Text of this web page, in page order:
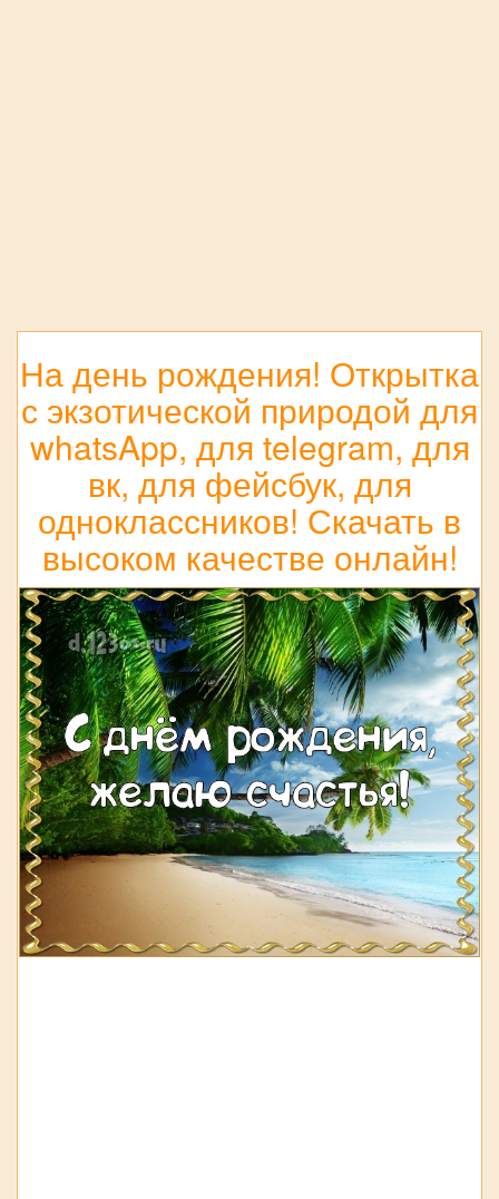
На день рождения! Открытка
с экзотической природой для
whatsApp, для telegram, для
вк, для фейсбук, для
одноклассников! Скачать в
высоком качестве онлайн!